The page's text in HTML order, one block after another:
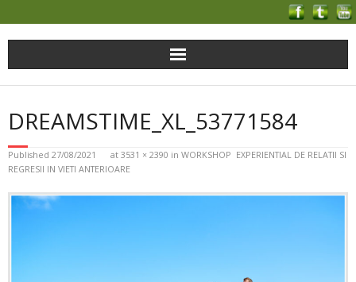
DREAMSTIME_XL_53771584
Published 27/08/2021 at 3531 × 2390 in WORKSHOP EXPERIENTIAL DE RELATII SI
REGRESII IN VIETI ANTERIOARE